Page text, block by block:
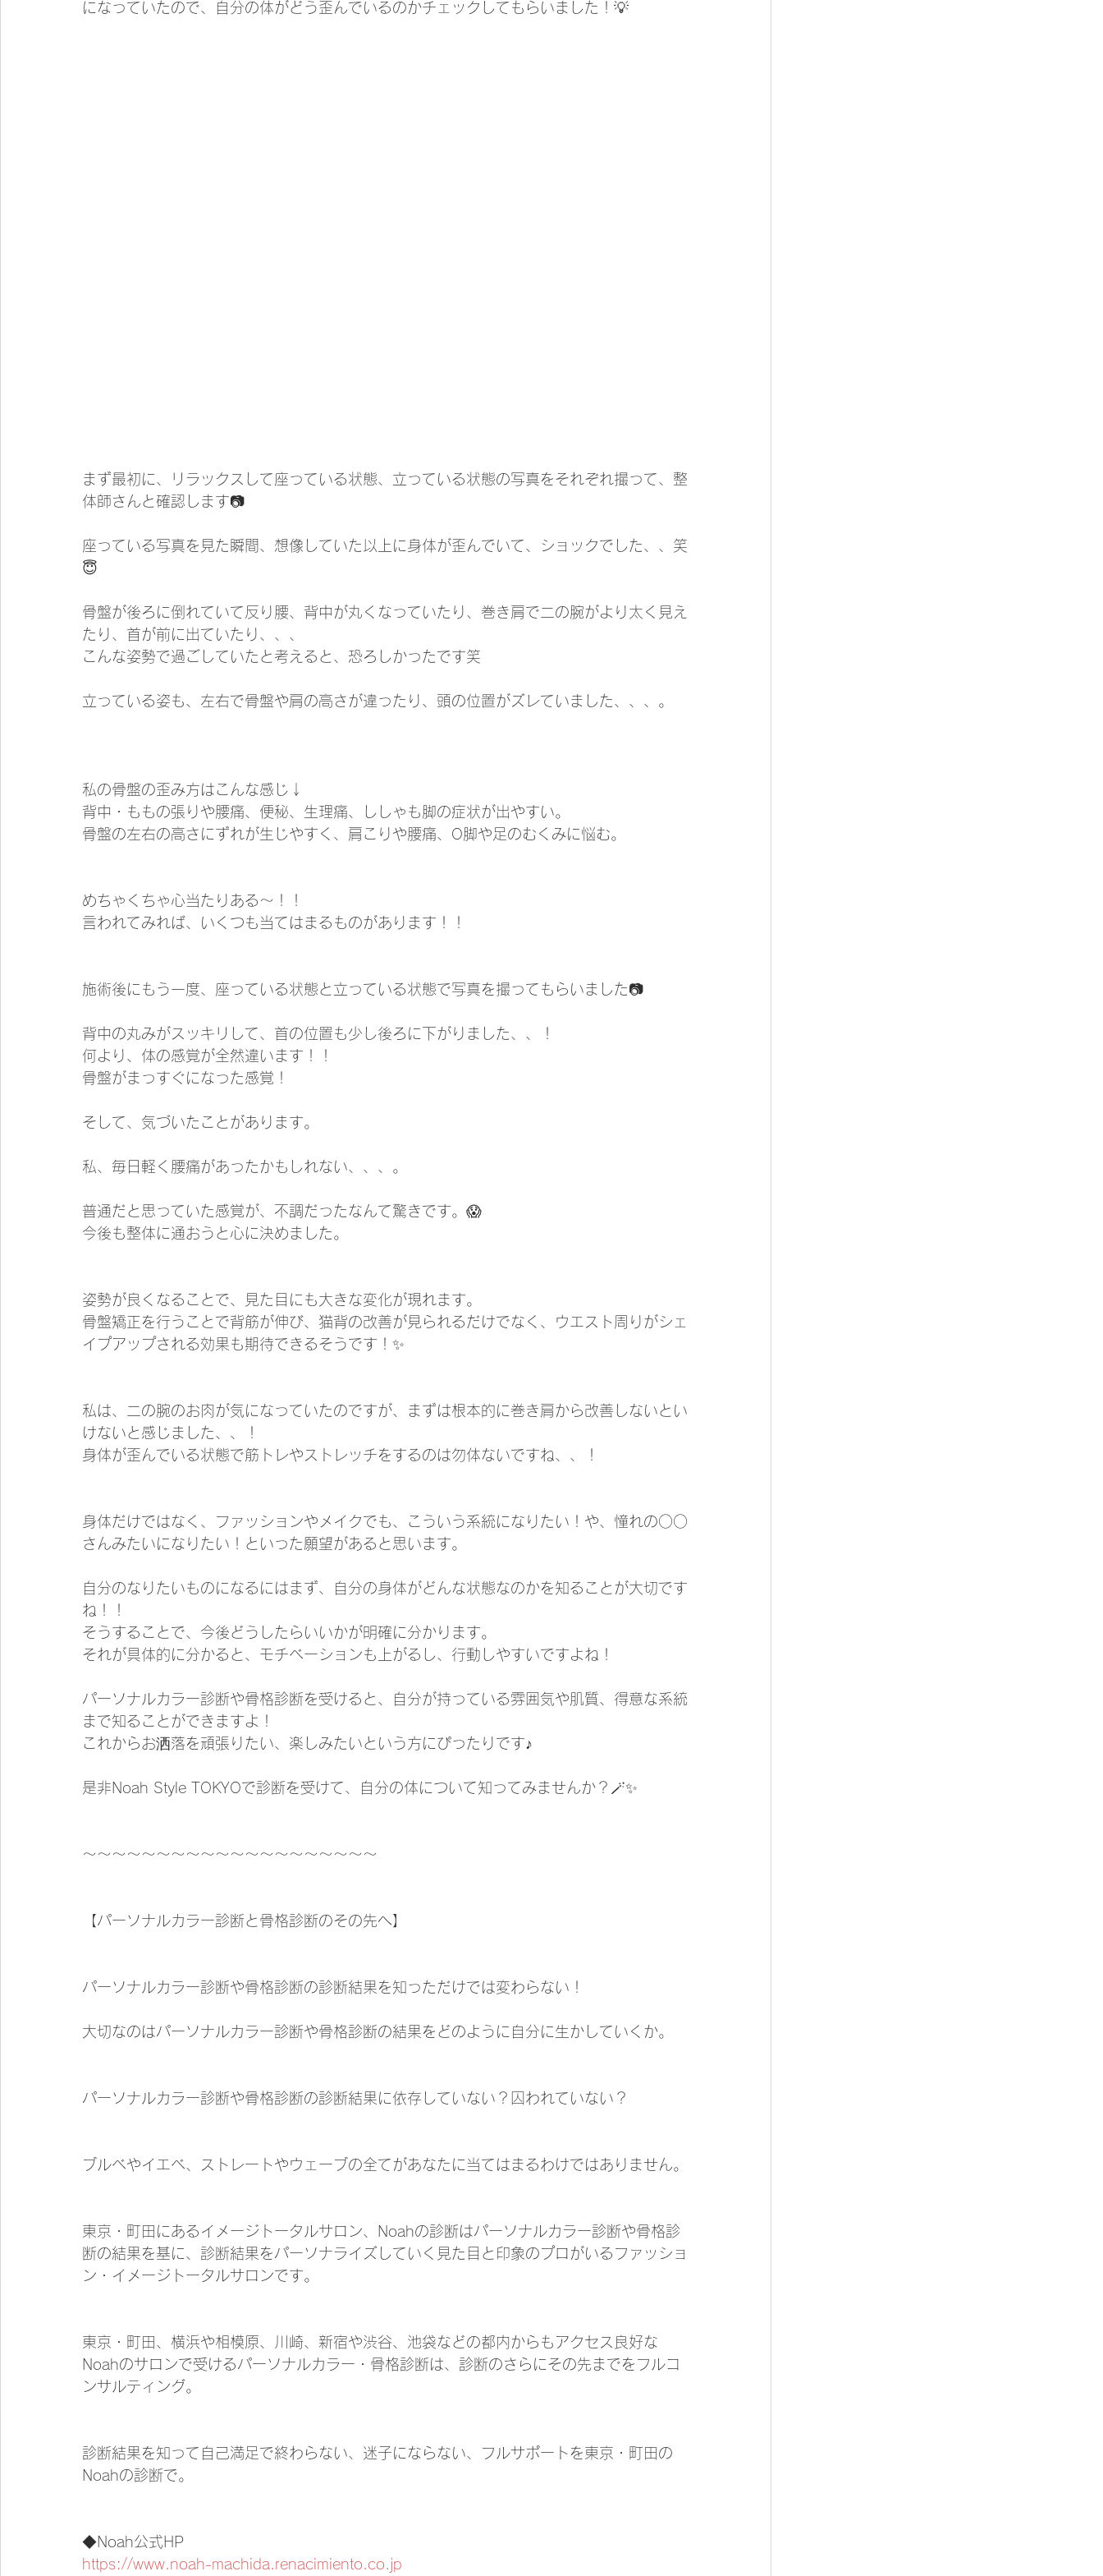
になっていたので、自分の体がどう歪んでいるのかチェックしてもらいました！💡
まず最初に、リラックスして座っている状態、立っている状態の写真をそれぞれ撮って、整
体師さんと確認します📷
座っている写真を見た瞬間、想像していた以上に身体が歪んでいて、ショックでした、、笑
😇
骨盤が後ろに倒れていて反り腰、背中が丸くなっていたり、巻き肩で二の腕がより太く見え
たり、首が前に出ていたり、、、
こんな姿勢で過ごしていたと考えると、恐ろしかったです笑
立っている姿も、左右で骨盤や肩の高さが違ったり、頭の位置がズレていました、、、。
私の骨盤の歪み方はこんな感じ↓
背中・ももの張りや腰痛、便秘、生理痛、ししゃも脚の症状が出やすい。
骨盤の左右の高さにずれが生じやすく、肩こりや腰痛、O脚や足のむくみに悩む。
めちゃくちゃ心当たりある〜！！
言われてみれば、いくつも当てはまるものがあります！！
施術後にもう一度、座っている状態と立っている状態で写真を撮ってもらいました📷
背中の丸みがスッキリして、首の位置も少し後ろに下がりました、、！
何より、体の感覚が全然違います！！
骨盤がまっすぐになった感覚！
そして、気づいたことがあります。
私、毎日軽く腰痛があったかもしれない、、、。
普通だと思っていた感覚が、不調だったなんて驚きです。😱
今後も整体に通おうと心に決めました。
姿勢が良くなることで、見た目にも大きな変化が現れます。
骨盤矯正を行うことで背筋が伸び、猫背の改善が見られるだけでなく、ウエスト周りがシェ
イプアップされる効果も期待できるそうです！✨
私は、二の腕のお肉が気になっていたのですが、まずは根本的に巻き肩から改善しないとい
けないと感じました、、！
身体が歪んでいる状態で筋トレやストレッチをするのは勿体ないですね、、！
身体だけではなく、ファッションやメイクでも、こういう系統になりたい！や、憧れの○○
さんみたいになりたい！といった願望があると思います。
自分のなりたいものになるにはまず、自分の身体がどんな状態なのかを知ることが大切です
ね！！
そうすることで、今後どうしたらいいかが明確に分かります。
それが具体的に分かると、モチベーションも上がるし、行動しやすいですよね！
パーソナルカラー診断や骨格診断を受けると、自分が持っている雰囲気や肌質、得意な系統
まで知ることができますよ！
これからお洒落を頑張りたい、楽しみたいという方にぴったりです♪
是非Noah Style TOKYOで診断を受けて、自分の体について知ってみませんか？🪄︎︎✨
〜〜〜〜〜〜〜〜〜〜〜〜〜〜〜〜〜〜〜〜
【パーソナルカラー診断と骨格診断のその先へ】
パーソナルカラー診断や骨格診断の診断結果を知っただけでは変わらない！
大切なのはパーソナルカラー診断や骨格診断の結果をどのように自分に生かしていくか。
パーソナルカラー診断や骨格診断の診断結果に依存していない？囚われていない？
ブルベやイエベ、ストレートやウェーブの全てがあなたに当てはまるわけではありません。
東京・町田にあるイメージトータルサロン、Noahの診断はパーソナルカラー診断や骨格診
断の結果を基に、診断結果をパーソナライズしていく見た目と印象のプロがいるファッショ
ン・イメージトータルサロンです。
東京・町田、横浜や相模原、川崎、新宿や渋谷、池袋などの都内からもアクセス良好な
Noahのサロンで受けるパーソナルカラー・骨格診断は、診断のさらにその先までをフルコ
ンサルティング。
診断結果を知って自己満足で終わらない、迷子にならない、フルサポートを東京・町田の
Noahの診断で。
◆Noah公式HP
https://www.noah-machida.renacimiento.co.jp